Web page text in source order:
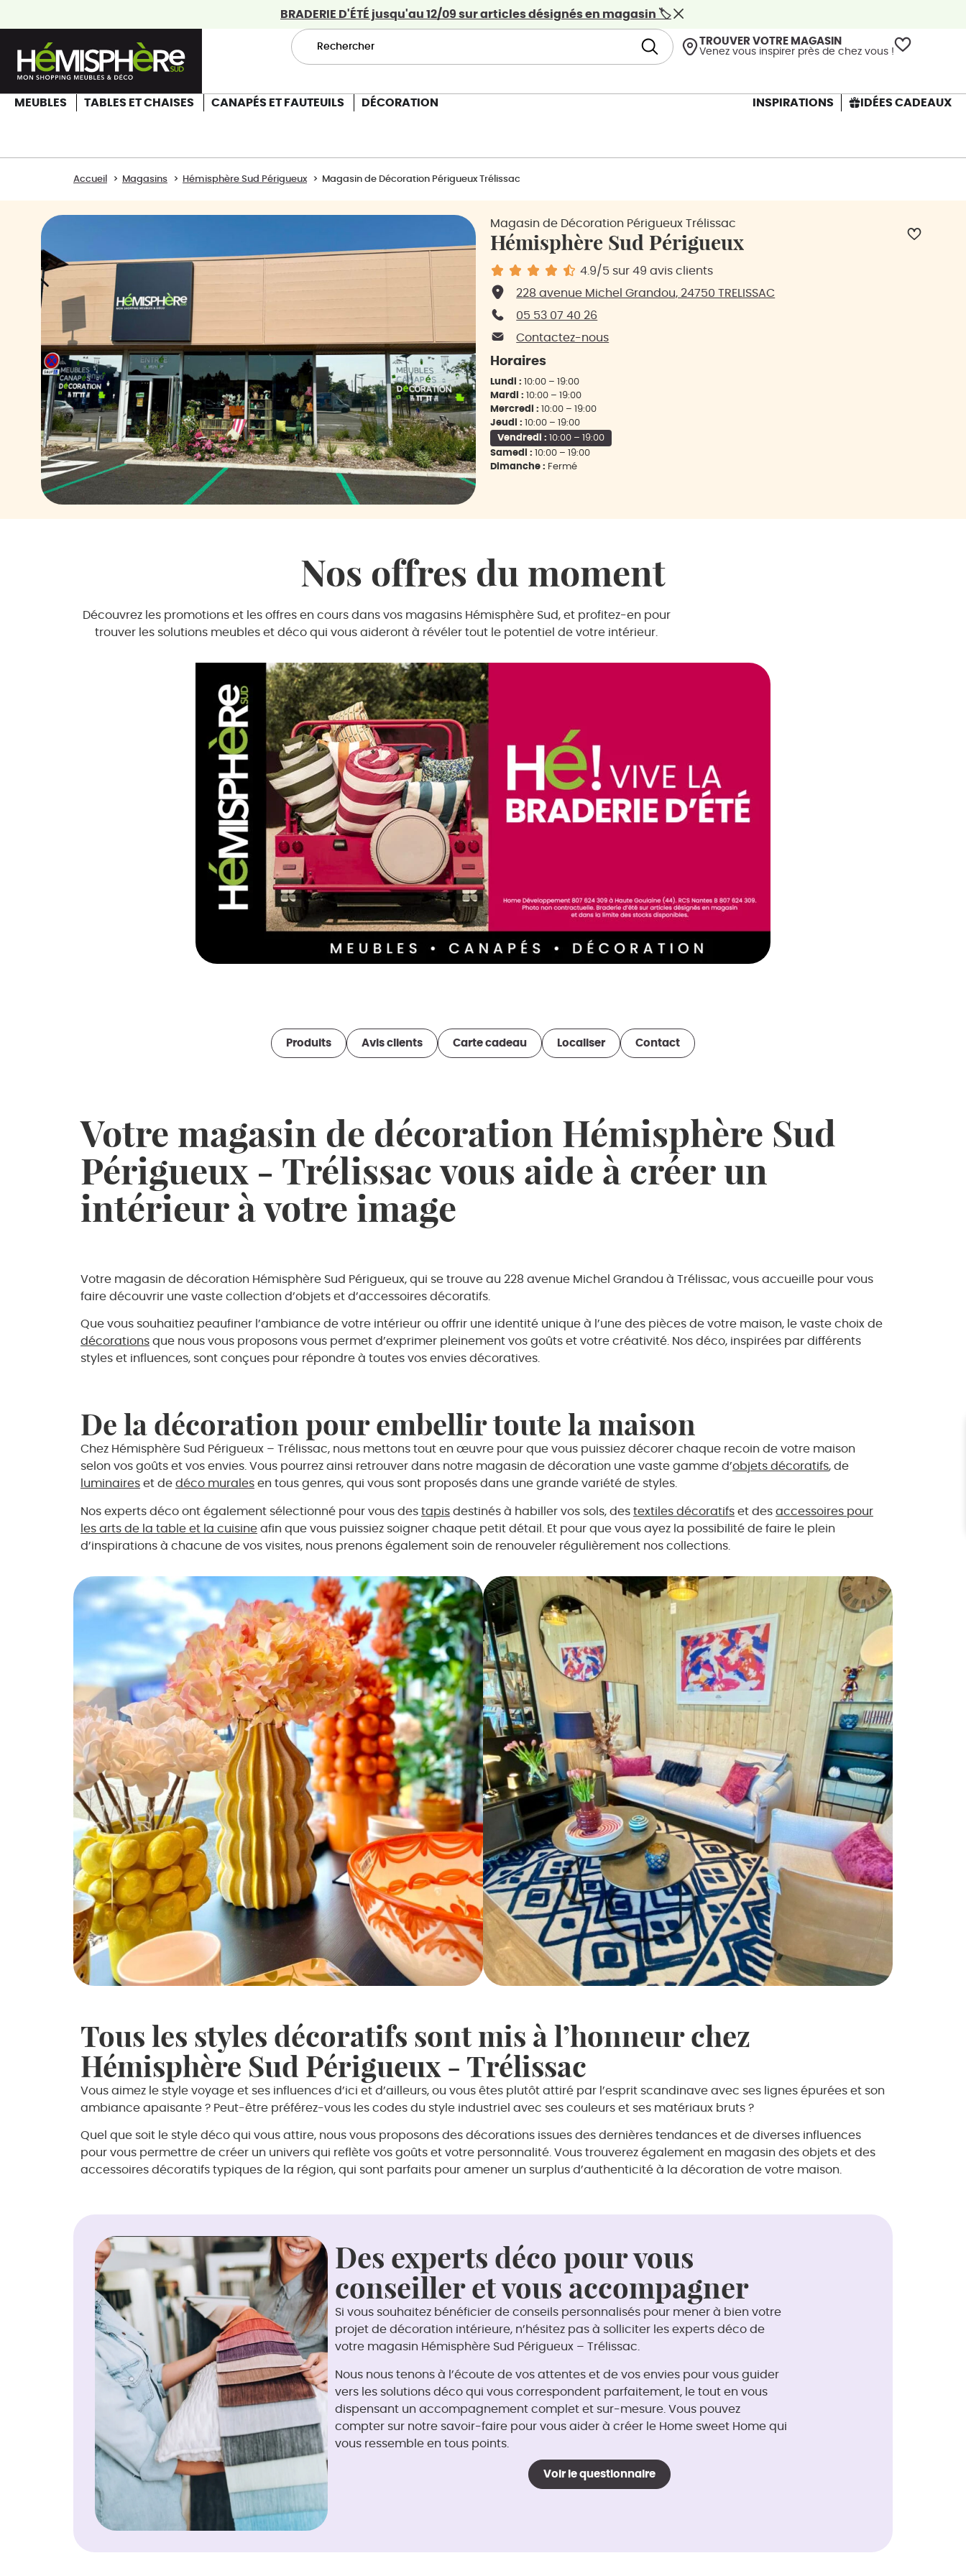
BRADERIE D'ÉTÉ jusqu'au 12/09 sur articles désignés en magasin 🏷️
TROUVER VOTRE MAGASIN
Venez vous inspirer près de chez vous !
MEUBLES TABLES ET CHAISES CANAPÉS ET FAUTEUILS DÉCORATION INSPIRATIONS IDÉES CADEAUX
Accueil Magasins Hémisphère Sud Périgueux Magasin de Décoration Périgueux Trélissac
Magasin de Décoration Périgueux Trélissac
Hémisphère Sud Périgueux
4.9/5 sur 49 avis clients
228 avenue Michel Grandou, 24750 TRELISSAC
05 53 07 40 26
Contactez-nous
Horaires
Lundi : 10:00 – 19:00
Mardi : 10:00 – 19:00
Mercredi : 10:00 – 19:00
Jeudi : 10:00 – 19:00
Vendredi : 10:00 – 19:00
Samedi : 10:00 – 19:00
Dimanche : Fermé
Nos offres du moment
Découvrez les promotions et les offres en cours dans vos magasins Hémisphère Sud, et profitez-en pour
trouver les solutions meubles et déco qui vous aideront à révéler tout le potentiel de votre intérieur.
Produits Avis clients Carte cadeau Localiser Contact
Votre magasin de décoration Hémisphère Sud
Périgueux - Trélissac vous aide à créer un
intérieur à votre image
Votre magasin de décoration Hémisphère Sud Périgueux, qui se trouve au 228 avenue Michel Grandou à Trélissac, vous accueille pour vous
faire découvrir une vaste collection d’objets et d’accessoires décoratifs.
Que vous souhaitiez peaufiner l’ambiance de votre intérieur ou offrir une identité unique à l’une des pièces de votre maison, le vaste choix de
décorations que nous vous proposons vous permet d’exprimer pleinement vos goûts et votre créativité. Nos déco, inspirées par différents
styles et influences, sont conçues pour répondre à toutes vos envies décoratives.
De la décoration pour embellir toute la maison
Chez Hémisphère Sud Périgueux – Trélissac, nous mettons tout en œuvre pour que vous puissiez décorer chaque recoin de votre maison
selon vos goûts et vos envies. Vous pourrez ainsi retrouver dans notre magasin de décoration une vaste gamme d’objets décoratifs, de
luminaires et de déco murales en tous genres, qui vous sont proposés dans une grande variété de styles.
Nos experts déco ont également sélectionné pour vous des tapis destinés à habiller vos sols, des textiles décoratifs et des accessoires pour
les arts de la table et la cuisine afin que vous puissiez soigner chaque petit détail. Et pour que vous ayez la possibilité de faire le plein
d’inspirations à chacune de vos visites, nous prenons également soin de renouveler régulièrement nos collections.
Tous les styles décoratifs sont mis à l’honneur chez
Hémisphère Sud Périgueux - Trélissac
Vous aimez le style voyage et ses influences d’ici et d’ailleurs, ou vous êtes plutôt attiré par l’esprit scandinave avec ses lignes épurées et son
ambiance apaisante ? Peut-être préférez-vous les codes du style industriel avec ses couleurs et ses matériaux bruts ?
Quel que soit le style déco qui vous attire, nous vous proposons des décorations issues des dernières tendances et de diverses influences
pour vous permettre de créer un univers qui reflète vos goûts et votre personnalité. Vous trouverez également en magasin des objets et des
accessoires décoratifs typiques de la région, qui sont parfaits pour amener un surplus d’authenticité à la décoration de votre maison.
Des experts déco pour vous
conseiller et vous accompagner
Si vous souhaitez bénéficier de conseils personnalisés pour mener à bien votre
projet de décoration intérieure, n’hésitez pas à solliciter les experts déco de
votre magasin Hémisphère Sud Périgueux – Trélissac.
Nous nous tenons à l’écoute de vos attentes et de vos envies pour vous guider
vers les solutions déco qui vous correspondent parfaitement, le tout en vous
dispensant un accompagnement complet et sur-mesure. Vous pouvez
compter sur notre savoir-faire pour vous aider à créer le Home sweet Home qui
vous ressemble en tous points.
Voir le questionnaire